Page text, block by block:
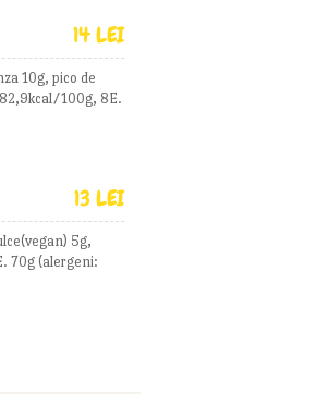
14 LEI
10g, pico de
82,9kcal/100g, 8E.
13 LEI
5g,
70g (alergeni: